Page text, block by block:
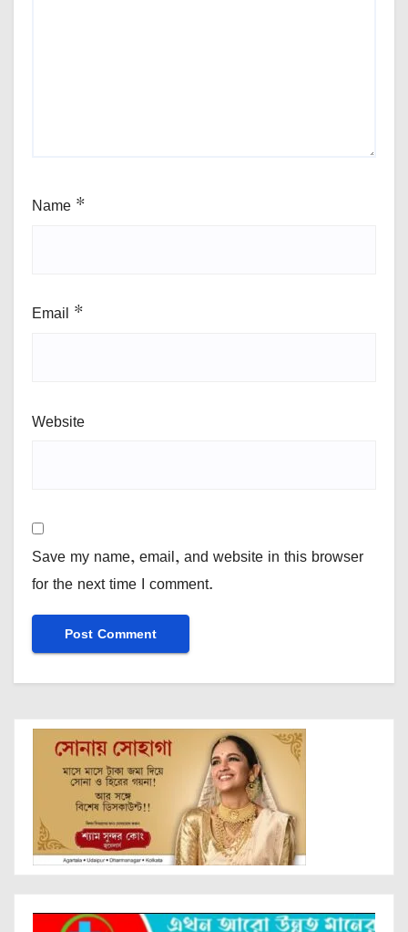
Name *
Email *
Website
Save my name, email, and website in this browser
for the next time I comment.